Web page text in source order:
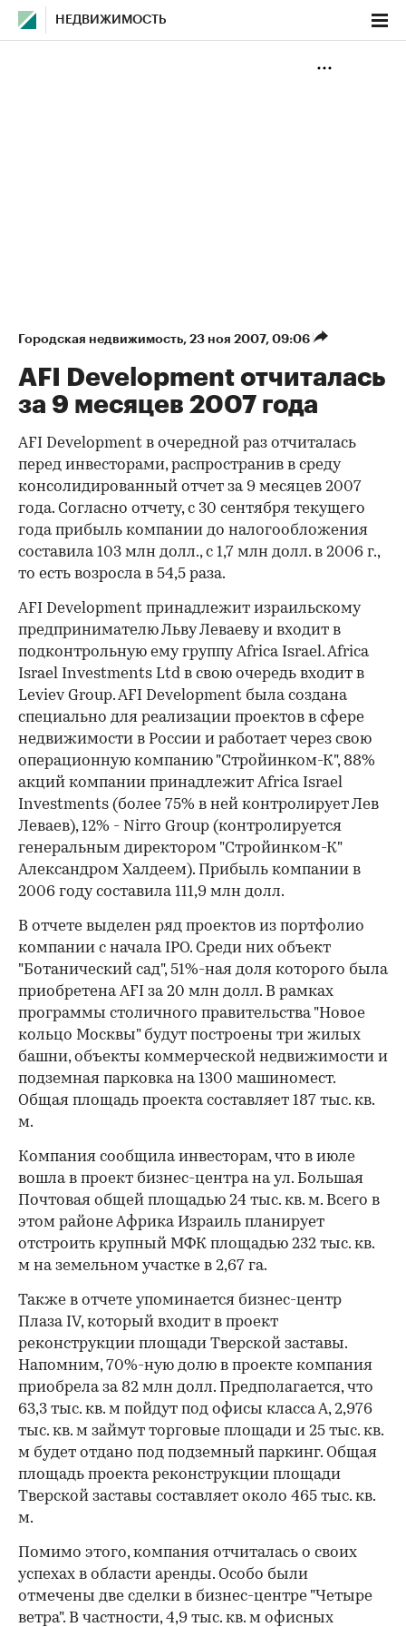
НЕДВИЖИМОСТЬ
Городская недвижимость⁠, 23 ноя 2007, 09:06
AFI Development отчиталась
за 9 месяцев 2007 года
AFI Development в очередной раз отчиталась
перед инвесторами, распространив в среду
консолидированный отчет за 9 месяцев 2007
года. Согласно отчету, с 30 сентября текущего
года прибыль компании до налогообложения
составила 103 млн долл., с 1,7 млн долл. в 2006 г.,
то есть возросла в 54,5 раза.
AFI Development принадлежит израильскому
предпринимателю Льву Леваеву и входит в
подконтрольную ему группу Africa Israel. Africa
Israel Investments Ltd в свою очередь входит в
Leviev Group. AFI Development была создана
специально для реализации проектов в сфере
недвижимости в России и работает через свою
операционную компанию "Стройинком-К", 88%
акций компании принадлежит Africa Israel
Investments (более 75% в ней контролирует Лев
Леваев), 12% - Nirro Group (контролируется
генеральным директором "Стройинком-К"
Александром Халдеем). Прибыль компании в
2006 году составила 111,9 млн долл.
В отчете выделен ряд проектов из портфолио
компании с начала IPO. Среди них объект
"Ботанический сад", 51%-ная доля которого была
приобретена AFI за 20 млн долл. В рамках
программы столичного правительства "Новое
кольцо Москвы" будут построены три жилых
башни, объекты коммерческой недвижимости и
подземная парковка на 1300 машиномест.
Общая площадь проекта составляет 187 тыс. кв.
м.
Компания сообщила инвесторам, что в июле
вошла в проект бизнес-центра на ул. Большая
Почтовая общей площадью 24 тыс. кв. м. Всего в
этом районе Африка Израиль планирует
отстроить крупный МФК площадью 232 тыс. кв.
м на земельном участке в 2,67 га.
Также в отчете упоминается бизнес-центр
Плаза IV, который входит в проект
реконструкции площади Тверской заставы.
Напомним, 70%-ную долю в проекте компания
приобрела за 82 млн долл. Предполагается, что
63,3 тыс. кв. м пойдут под офисы класса А, 2,976
тыс. кв. м займут торговые площади и 25 тыс. кв.
м будет отдано под подземный паркинг. Общая
площадь проекта реконструкции площади
Тверской заставы составляет около 465 тыс. кв.
м.
Помимо этого, компания отчиталась о своих
успехах в области аренды. Особо были
отмечены две сделки в бизнес-центре "Четыре
ветра". В частности, 4,9 тыс. кв. м офисных